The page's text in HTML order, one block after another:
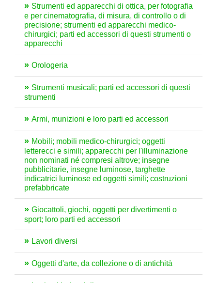
Strumenti ed apparecchi di ottica, per fotografia
e per cinematografia, di misura, di controllo o di
precisione; strumenti ed apparecchi medico-
chirurgici; parti ed accessori di questi strumenti o
apparecchi
Orologeria
Strumenti musicali; parti ed accessori di questi
strumenti
Armi, munizioni e loro parti ed accessori
Mobili; mobili medico-chirurgici; oggetti
letterecci e simili; apparecchi per l'illuminazione
non nominati né compresi altrove; insegne
pubblicitarie, insegne luminose, targhette
indicatrici luminose ed oggetti simili; costruzioni
prefabbricate
Giocattoli, giochi, oggetti per divertimenti o
sport; loro parti ed accessori
Lavori diversi
Oggetti d'arte, da collezione o di antichità